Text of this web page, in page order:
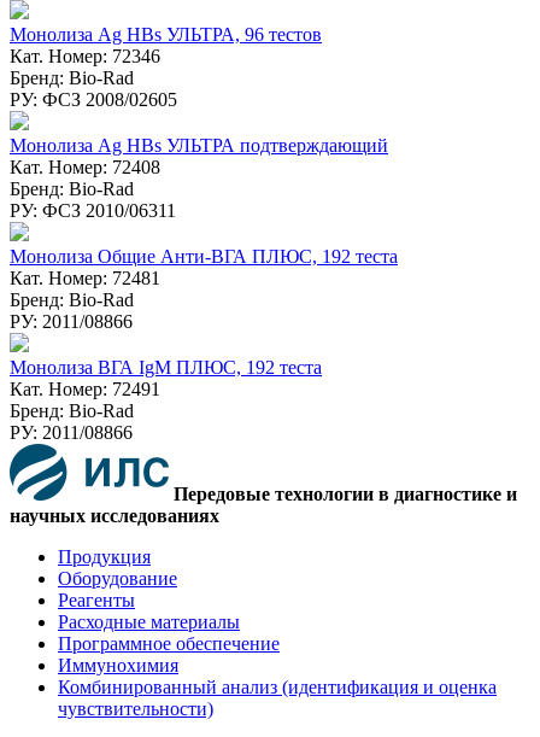
Монолиза Ag HBs УЛЬТРА, 96 тестов
Кат. Номер: 72346
Бренд: Bio-Rad
РУ: ФСЗ 2008/02605
Монолиза Ag HBs УЛЬТРА подтверждающий
Кат. Номер: 72408
Бренд: Bio-Rad
РУ: ФСЗ 2010/06311
Монолиза Общие Анти-ВГА ПЛЮС, 192 теста
Кат. Номер: 72481
Бренд: Bio-Rad
РУ: 2011/08866
Монолиза ВГА IgM ПЛЮС, 192 теста
Кат. Номер: 72491
Бренд: Bio-Rad
РУ: 2011/08866
Передовые технологии в диагностике и
научных исследованиях
Продукция
Оборудование
Реагенты
Расходные материалы
Программное обеспечение
Иммунохимия
Комбинированный анализ (идентификация и оценка
чувствительности)